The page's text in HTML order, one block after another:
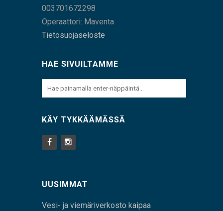
003701672298
Operaattori: Maventa
Tietosuojaseloste
HAE SIVUILTAMME
KÄY TYKKÄÄMÄSSÄ
UUSIMMAT
Vesi- ja viemäriverkosto kaipaa